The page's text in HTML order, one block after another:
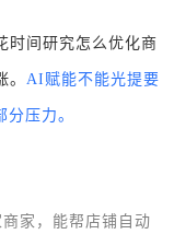
时间研究怎么优化商
AI赋能不能光提要
压力。
家，能帮店铺自动